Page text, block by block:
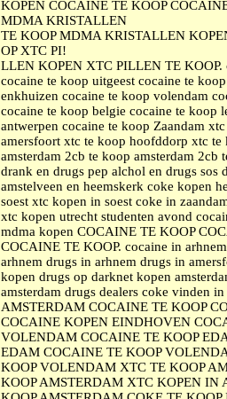
KOPEN COCAINE TE KOOP
MDMA KRISTALLEN
TE KOOP MDMA KRISTALLEN
OP XTC PI!
LLEN KOPEN XTC PILLEN TE KOOP.
cocaine te koop uitgeest cocaine te
enkhuizen cocaine te koop volendam
cocaine te koop belgie cocaine te koop
antwerpen cocaine te koop Zaandam
amersfoort xtc te koop hoofddorp xtc te
amsterdam 2cb te koop amsterdam 2cb
drank en drugs pep alchol en drugs sos
amstelveen en heemskerk coke kopen
soest xtc kopen in soest coke in
xtc kopen utrecht studenten avond
mdma kopen COCAINE TE KOOP
COCAINE TE KOOP. cocaine in
arhnem drugs in arhnem drugs in
kopen drugs op darknet kopen
amsterdam drugs dealers coke vinden
AMSTERDAM COCAINE TE KOOP
COCAINE KOPEN EINDHOVEN
VOLENDAM COCAINE TE KOOP
EDAM COCAINE TE KOOP
KOOP VOLENDAM XTC TE KOOP
KOOP AMSTERDAM XTC KOPEN